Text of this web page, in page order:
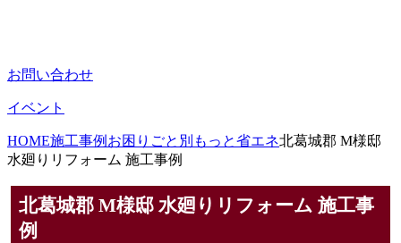
お問い合わせ
イベント
HOME施工事例 お困りごと別 もっと省エネ北葛城郡 M様邸
水廻りリフォーム 施工事例
北葛城郡 M様邸 水廻りリフォーム 施工事
例